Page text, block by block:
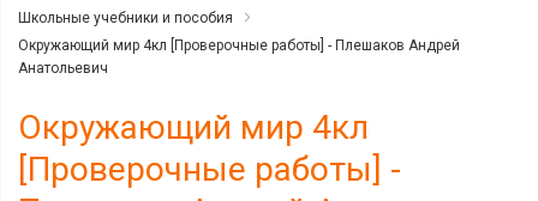
Школьные учебники и пособия
Окружающий мир 4кл [Проверочные работы] - Плешаков Андрей
Анатольевич
Окружающий мир 4кл
[Проверочные работы] -